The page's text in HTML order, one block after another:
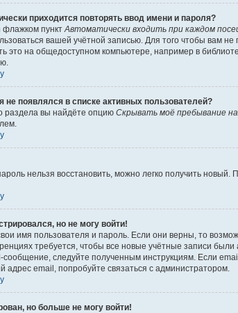
приходится повторять ввод имени и пароля?
флажком пунктАвтоматически входить при каждом
вашей учётной записью. Для того чтобы вам
это на общедоступном компьютере, например в
не появлялся в списке активных пользователей?
раздела вы найдёте опцию Скрывать моё пребывание
нельзя восстановить, можно легко получить
но не могу войти!
имя пользователя и пароль. Если они верны, то
требуется, чтобы все новые учётные записи
следуйте полученным инструкциям. Если
адрес email, попробуйте связаться с администратором.
но больше не могу войти!